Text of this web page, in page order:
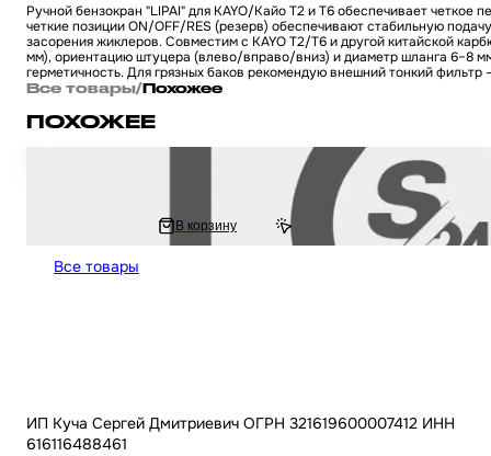
Ручной бензокран "LIPAI" для KAYO/Кайо T2 и T6 обеспечивает
четкие позиции ON/OFF/RES (резерв) обеспечивают стабильную
засорения жиклеров. Совместим с KAYO T2/T6 и другой китайской
мм), ориентацию штуцера (влево/вправо/вниз) и диаметр шланга 6–8
герметичность. Для грязных баков рекомендую внешний тонкий
Все товары/Похожее
ПОХОЖЕЕ
Уловитель цепи колеса (ловушка) на китайский питбайк / мотоцикл
В корзину
Все товары
ИП Куча Сергей Дмитриевич ОГРН 321619600007412 ИНН
616116488461